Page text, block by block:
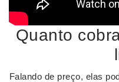
Quanto
Falando de preço, elas